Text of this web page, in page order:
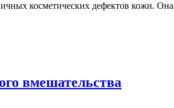
косметических дефектов кожи.
вмешательства